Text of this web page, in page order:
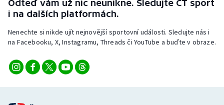
Volejbal
Ostatní
Odteď vám už nic neunikne. Sledujte ČT sport
i na dalších platformách.
Nenechte si nikde ujít nejnovější sportovní události. Sledujte nás i
na Facebooku, X, Instagramu, Threads či YouTube a buďte v obraze.